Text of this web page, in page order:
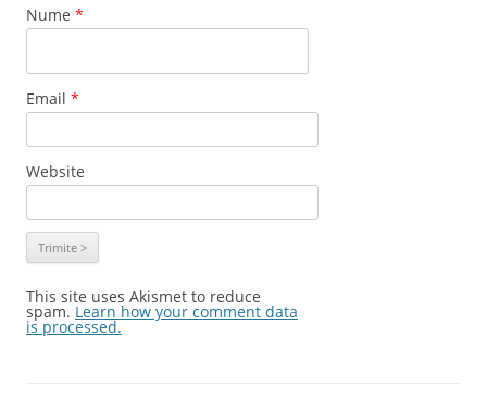
Nume *
Email *
Website
This site uses Akismet to reduce
spam. Learn how your comment data
is processed.